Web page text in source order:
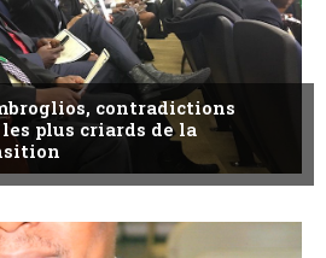
contradictions
plus criards de la